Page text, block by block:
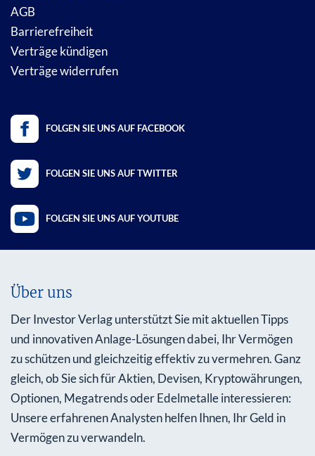
AGB
Barrierefreiheit
Verträge kündigen
Verträge widerrufen
FOLGEN SIE UNS AUF FACEBOOK
FOLGEN SIE UNS AUF TWITTER
FOLGEN SIE UNS AUF YOUTUBE
Über uns
Der Investor Verlag unterstützt Sie mit aktuellen Tipps
und innovativen Anlage-Lösungen dabei, Ihr Vermögen
zu schützen und gleichzeitig effektiv zu vermehren. Ganz
gleich, ob Sie sich für Aktien, Devisen, Kryptowährungen,
Optionen, Megatrends oder Edelmetalle interessieren:
Unsere erfahrenen Analysten helfen Ihnen, Ihr Geld in
Vermögen zu verwandeln.